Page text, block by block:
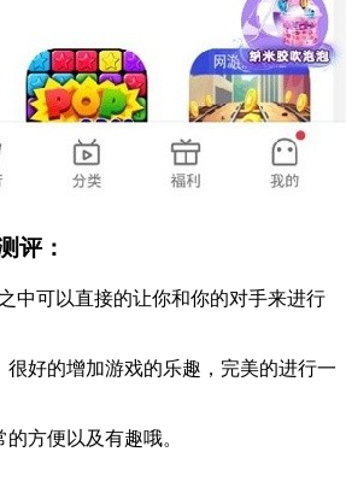
评：
可以直接的让你和你的对手来进行
好的增加游戏的乐趣，完美的进行一
方便以及有趣哦。